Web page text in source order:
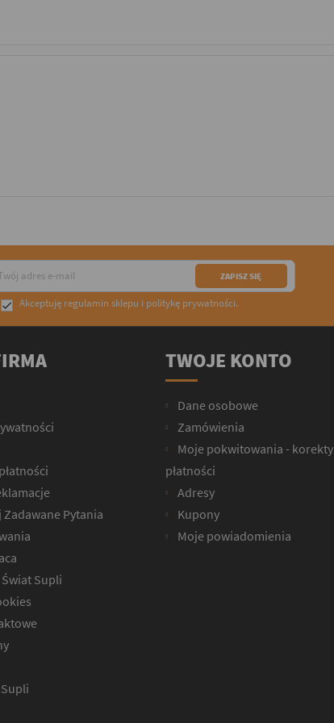
 Akceptuję regulamin sklepu i politykę prywatności.
Zadawane Pytania
Supli
TWOJE KONTO
Dane osobowe
Zamówienia
Moje pokwitowania - korekty
płatności
Adresy
Kupony
Moje powiadomienia